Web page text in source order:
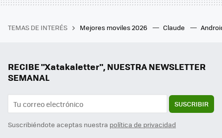
TEMAS DE INTERÉS Mejores moviles 2026 Claude
RECIBE "Xatakaletter", NUESTRA NEWSLETTER
SEMANAL
SUSCRIBIR
Suscribiéndote aceptas nuestra política de privacidad